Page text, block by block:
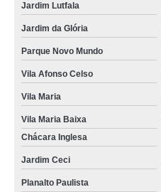
Jardim Lutfala
Jardim da Glória
Parque Novo Mundo
Vila Afonso Celso
Vila Maria
Vila Maria Baixa
Chácara Inglesa
Jardim Ceci
Planalto Paulista